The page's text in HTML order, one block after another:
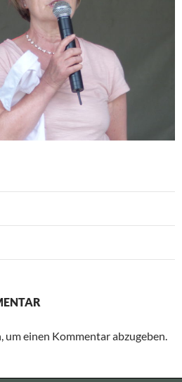
um einen Kommentar abzugeben.